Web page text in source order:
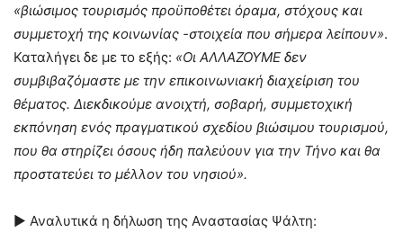
«βιώσιμος τουρισμός προϋποθέτει όραμα, στόχους και
συμμετοχή της κοινωνίας -στοιχεία που σήμερα λείπουν».
Καταλήγει δε με το εξής: «Οι ΑΛΛΑΖΟΥΜΕ δεν
συμβιβαζόμαστε με την επικοινωνιακή διαχείριση του
θέματος. Διεκδικούμε ανοιχτή, σοβαρή, συμμετοχική
εκπόνηση ενός πραγματικού σχεδίου βιώσιμου τουρισμού,
που θα στηρίζει όσους ήδη παλεύουν για την Τήνο και θα
προστατεύει το μέλλον του νησιού».
► Αναλυτικά η δήλωση της Αναστασίας Ψάλτη: